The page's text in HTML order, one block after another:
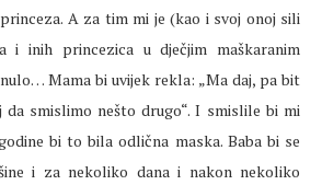
A za tim mi je (kao i svoj onoj sili
i inih princezica u dječjim maškaranim
Mama bi uvijek rekla: „Ma daj, pa bit
da smislimo nešto drugo“. I smislile bi mi
bi to bila odlična maska. Baba bi se
i za nekoliko dana i nakon nekoliko